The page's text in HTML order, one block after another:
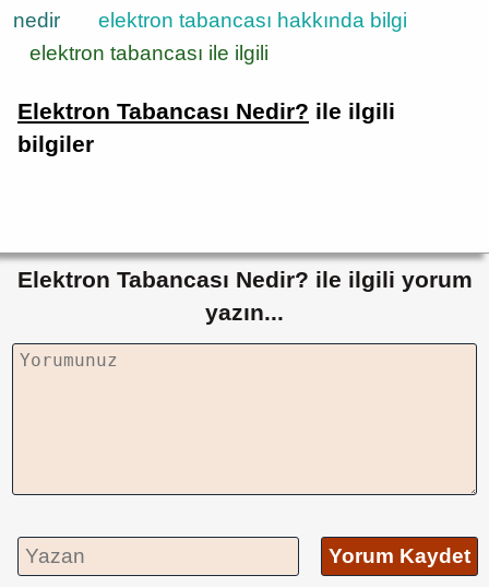
nedir
elektron tabancası hakkında bilgi
elektron tabancası ile ilgili
Elektron Tabancası Nedir? ile ilgili
bilgiler
Elektron Tabancası Nedir? ile ilgili yorum
yazın...
Yorum Kaydet